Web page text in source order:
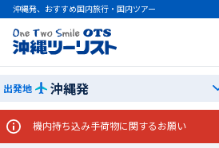
沖縄発、おすすめ国内旅行・国内ツアー
出発地 沖縄発
機内持ち込み手荷物に関するお願い